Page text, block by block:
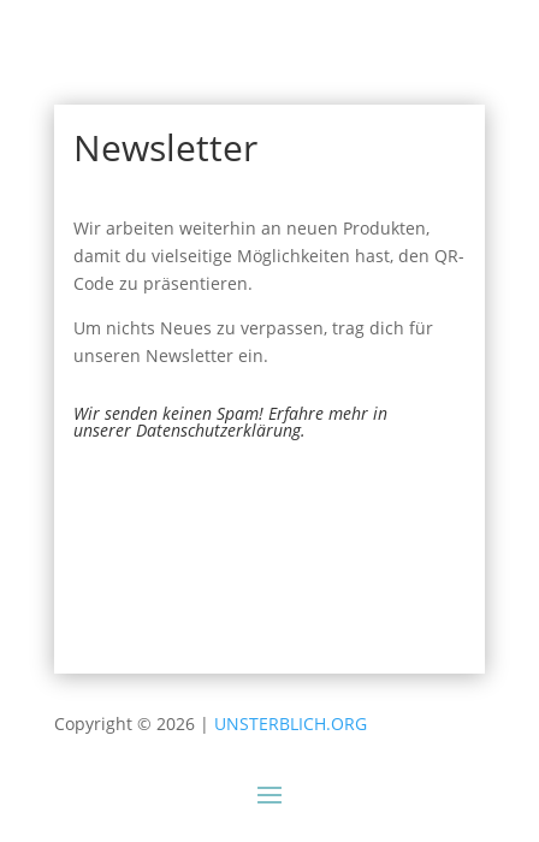
Newsletter
Wir arbeiten weiterhin an neuen Produkten,
damit du vielseitige Möglichkeiten hast, den QR-
Code zu präsentieren.
Um nichts Neues zu verpassen, trag dich für
unseren Newsletter ein.
Wir senden keinen Spam! Erfahre mehr in
unserer Datenschutzerklärung.
Copyright © 2026 | UNSTERBLICH.ORG